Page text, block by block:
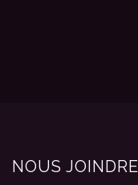
NOUS JOINDRE